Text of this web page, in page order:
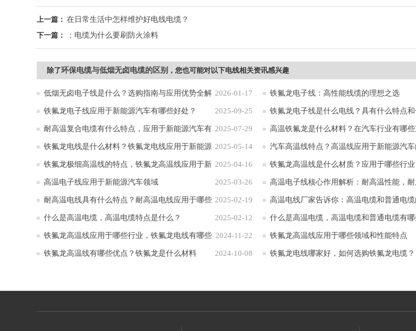
上一篇： 在日常生活中怎样维护好电线电缆？
下一篇： ：电缆为什么要刷防火涂料
除了环保电缆与低烟无卤电缆的区别 ，您也可能对以下电线相关资讯感兴趣
2026-01-17
低烟无卤电子线是什么？选购指南与应用优势全解
析
铁氟龙电子线：高性能线缆的理想之选
2025-09-25
铁氟龙电子线应用于新能源汽车有哪些好处？ 铁氟龙电子线是什么电线？具有什么特点和
2025-07-29
耐高温复合电缆有什么特点，应用于新能源汽车有
哪些作用？
高温铁氟龙是什么材料？在汽车行业有哪
用？
2025-05-14
铁氟龙电线是什么材料？铁氟龙电线应用于新能源
汽车的原因
汽车高温线特点？高温线应用于新能源汽
性
2025-04-16
铁氟龙极细高温线的特点，铁氟龙高温线应用于新
能源汽车
铁氟龙高温线是什么材质？应用于哪些行业
2025-03-26
高温电子线应用于新能源汽车领域 高温电子线核心作用解析：耐高温性能，
性 应用于六大领域
2025-02-19
耐高温电线具有什么特点？耐高温电线应用于哪些
行业
高温电线厂家告诉你：高温电缆和普通电缆
2025-02-12
什么是高温电缆，高温电缆特点是什么？ 什么是高温电缆，高温电缆和普通电缆有哪
别？
2024-11-22
铁氟龙高温线应用于哪些行业，铁氟龙电线有哪些
特点
铁氟龙高温线应用于哪些领域和性能特点
2024-10-08
铁氟龙高温线有哪些优点？铁氟龙是什么材料 铁氟龙电线哪家好，如何选购铁氟龙电缆？